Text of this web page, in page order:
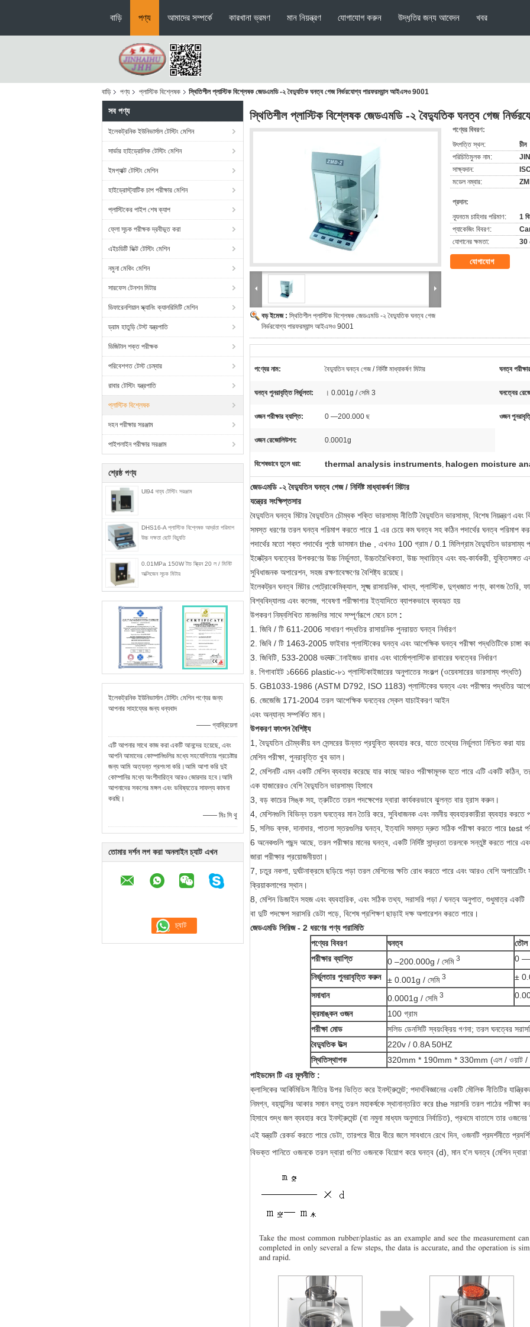
বাড়ি পণ্য আমাদের সম্পর্কে কারখানা ভ্রমণ মান নিয়ন্ত্রণ যোগাযোগ করুন উদ্ধৃতির জন্য আবেদন খবর
বাড়ি পণ্য প্লাস্টিক বিশ্লেষক স্থিতিশীল প্লাস্টিক বিশ্লেষক জেডএমডি -২ বৈদ্যুতিক ঘনত্ব গেজ নির্ভরযোগ্য পারফরম্যান্স আইএসও 9001
সব পণ্য
ইলেকট্রনিক ইউনিভার্সাল টেস্টিং মেশিন
সার্ভার হাইড্রোলিক টেস্টিং মেশিন
ইমপ্যাক্ট টেস্টিং মেশিন
হাইড্রোস্ট্যাটিক চাপ পরীক্ষার মেশিন
প্লাস্টিকের পাইপ শেষ ক্যাপ
ফ্লো সূচক পরীক্ষক দ্রবীভূত করা
এইচডিটি ভিক্ট টেস্টিং মেশিন
নমুনা মেকিং মেশিন
সারফেস টেনশন মিটার
ডিফারেনশিয়াল স্ক্যানিং ক্যালরিমিটি মেশিন
ড্রাম হাতুড়ি টেস্ট যন্ত্রপাতি
ডিজিটাল শক্ত পরীক্ষক
পরিবেশগত টেস্ট চেম্বার
রাবার টেস্টিং যন্ত্রপাতি
প্লাস্টিক বিশ্লেষক
দহন পরীক্ষার সরঞ্জাম
পাইপলাইন পরীক্ষার সরঞ্জাম
শ্রেষ্ঠ পণ্য
Ul94 দাহ্য টেস্টিং সরঞ্জাম
DHS16-A প্লাস্টিক বিশ্লেষক আর্দ্রতা পরিমাপ
উচ্চ দক্ষতা ছোট বিচ্যুতি
0.01MPa 150W টাচ স্ক্রিন 20 ল / মিনিট
অক্সিজেন সূচক মিটার
ইলেকট্রনিক ইউনিভার্সাল টেস্টিং মেশিন পণ্যের জন্য
আপনার সাহায্যের জন্য ধন্যবাদ
—— গ্যাব্রিয়েলা
এটি আপনার সাথে কাজ করা একটি আনন্দের হয়েছে, এবং
আপনি আমাদের কোম্পানিগুলির মধ্যে সহযোগিতার প্রচেষ্টার
জন্য আমি অত্যন্ত প্রশংসা করি।আমি আশা করি দুই
কোম্পানির মধ্যে অংশীদারিত্ব আরও জোরদার হবে।আমি
আপনাদের সকলের মঙ্গল এবং ভবিষ্যতের সাফল্য কামনা
করছি।
—— মিঃ সি থু
তোমার দর্শন লগ করা অনলাইন চ্যাট এখন
স্থিতিশীল প্লাস্টিক বিশ্লেষক জেডএমডি -২ বৈদ্যুতিক ঘনত্ব গেজ
বড় ইমেজ : স্থিতিশীল প্লাস্টিক বিশ্লেষক জেডএমডি -২ বৈদ্যুতিক ঘনত্ব গেজ
নির্ভরযোগ্য পারফরম্যান্স আইএসও 9001
পণ্যের বিবরণ:
উৎপত্তি স্থল:
চীন
পরিচিতিমুলক নাম:
সাক্ষ্যদান:
মডেল নম্বার:
প্রদান:
ন্যূনতম চাহিদার পরিমাণ:
1
প্যাকেজিং বিবরণ:
যোগানের ক্ষমতা:
30
যোগাযোগ
পণ্যের নাম: বৈদ্যুতিন ঘনত্ব গেজ / নির্দিষ্ট মাধ্যাকর্ষণ মিটার ঘনত্ব
ঘনত্ব পুনরাবৃত্তি নির্ভুলতা: । 0.001g / সেমি 3 ঘনত্বের
ওজন পরীক্ষার ব্যাপ্তি: 0 —200.000 ছ ওজন
ওজন রেজোলিউশন: 0.0001g
বিশেষভাবে তুলে ধরা: thermal analysis instruments, halogen moisture
জেডএমডি -২ বৈদ্যুতিন ঘনত্ব গেজ / নির্দিষ্ট মাধ্যাকর্ষণ মিটার
যন্ত্রের সংক্ষিপ্তসার
বৈদ্যুতিন ঘনত্ব মিটার বৈদ্যুতিন চৌম্বক শক্তি ভারসাম্য নীতিটি বৈদ্যুতিন ভারসাম্য, বিশেষ নিয়ন্ত্রণ
সমস্ত ধরণের তরল ঘনত্ব পরিমাপ করতে পারে 1 এর চেয়ে কম ঘনত্ব সহ কঠিন পদার্থের ঘনত্ব পরিমাপ
পদার্থের মতো শক্ত পদার্থের পৃষ্ঠে ভাসমান the , এখনও 100 গ্রাম / 0.1 মিলিগ্রাম বৈদ্যুতিন ভারসাম্য
ইলেক্ট্রন ঘনত্বের উপকরণের উচ্চ নির্ভুলতা, উচ্চতরৈখিকতা, উচ্চ স্থায়িত্ব এবং বহু-কার্যকরী, যুক্তিসঙ্গত
সুবিধাজনক অপারেশন, সহজ রক্ষণাবেক্ষণের বৈশিষ্ট্য রয়েছে।
ইলেকট্রন ঘনত্ব মিটার পেট্রোকেমিক্যাল, সূক্ষ্ম রাসায়নিক, খাদ্য, প্লাস্টিক, দুগ্ধজাত পণ্য, কাগজ তৈরি,
বিশ্ববিদ্যালয় এবং কলেজ, গবেষণা পরীক্ষাগার ইত্যাদিতে ব্যাপকভাবে ব্যবহৃত হয়
উপকরণ নিম্নলিখিত মানগুলির সাথে সম্পূর্ণরূপে মেনে চলে :
1. জিবি / টি 611-2006 সাধারণ পদ্ধতির রাসায়নিক পুনরায়ত ঘনত্ব নির্ধারণ
2. জিবি / টি 1463-2005 ফাইবার প্লাস্টিকের ঘনত্ব এবং আপেক্ষিক ঘনত্ব পরীক্ষা পদ্ধতিটিকে চাঙ্গা
3. জিবিটি, 533-2008 ভल्कানাইজড রাবার এবং থার্মোপ্লাস্টিক রাবারের ঘনত্বের নির্ধারণ
৪. গিগাবাইট ১6666 plastic-৮১ প্লাস্টিকাইজারের অনুপাতের সংকল্প (ওয়েবসারের ভারসাম্য পদ্ধতি)
5. GB1033-1986 (ASTM D792, ISO 1183) প্লাস্টিকের ঘনত্ব এবং পরীক্ষার পদ্ধতির
6. জেজেজি 171-2004 তরল আপেক্ষিক ঘনত্বের স্কেল যাচাইকরণ আইন
এবং অন্যান্য সম্পর্কিত মান।
উপকরণ ফাংশন বৈশিষ্ট্য
1, বৈদ্যুতিন চৌম্বকীয় বল সেন্সরের উন্নত প্রযুক্তি ব্যবহার করে, যাতে তথ্যের নির্ভুলতা নিশ্চিত করা যায়
মেশিন পরীক্ষা, পুনরাবৃত্তি খুব ভাল।
2, মেশিনটি এমন একটি মেশিন ব্যবহার করেছে যার কাছে আরও পরীক্ষামূলক হতে পারে এটি একটি কঠিন,
এক হাজারেরও বেশি বৈদ্যুতিন ভারসাম্য হিসাবে
3, বড় কাচের সিঙ্ক সহ, ত্রুটিতে তরল পদক্ষেপের দ্বারা কার্যকরভাবে ঝুলন্ত বার হ্রাস করুন।
4, মেশিনগুলি বিভিন্ন তরল ঘনত্বের মান তৈরি করে, সুবিধাজনক এবং নমনীয় ব্যবহারকারীরা ব্যবহার করতে
5, সলিড ব্লক, দানাদার, পাতলা স্তরগুলির ঘনত্ব, ইত্যাদি সমস্ত দ্রুত সঠিক পরীক্ষা করতে পারে test
6 অনেকগুলি পছন্দ আছে, তরল পরীক্ষার মানের ঘনত্ব, একটি নির্দিষ্ট সান্দ্রতা তরলকে সন্তুষ্ট করতে পারে
জারা পরীক্ষার প্রয়োজনীয়তা।
7, চতুর নকশা, দুর্ঘটনাক্রমে ছড়িয়ে পড়া তরল মেশিনের ক্ষতি রোধ করতে পারে এবং আরও বেশি অপারেটিং
ক্রিয়াকলাপের স্থান।
8, মেশিন ডিজাইন সহজ এবং ব্যবহারিক, এবং সঠিক তথ্য, সরাসরি পড়া / ঘনত্ব অনুপাত, শুধুমাত্র একটি
বা দুটি পদক্ষেপ সরাসরি ডেটা পড়ে, বিশেষ প্রশিক্ষণ ছাড়াই দক্ষ অপারেশন করতে পারে।
জেডএমডি সিরিজ - 2 ধরণের পণ্য পরামিতি
পণ্যের বিবরণ
ঘনত্ব
তৌল
পরীক্ষার ব্যাপ্তি
0 –200.000g / সেমি 3
0
নির্ভুলতার পুনরাবৃত্তি করুন
± 0.001g / সেমি 3
±
সমাধান
0.0001g / সেমি 3
ক্রমাঙ্কন ওজন
100 গ্রাম
পরীক্ষা মোড
সলিড ডেনসিটি স্বয়ংক্রিয় গণনা; তরল ঘনত্বের
বৈদ্যুতিক উত্স
220v / 0.8A 50HZ
স্থিতিস্থাপক
320mm * 190mm * 330mm (এল / ওয়াট /
পাইডমেন টি এর মূলনীতি :
ক্লাসিকের আর্কিমিডিস নীতির উপর ভিত্তি করে ইনস্ট্রুমেন্ট; পদার্থবিজ্ঞানের একটি মৌলিক নীতিটির
নিমগ্ন, বয়্যান্সির আকার সমান বস্তু তরল মহাকর্ষকে স্থানান্তরিত করে the সরাসরি তরল পাঠের পরীক্ষা
হিসাবে শুদ্ধ জল ব্যবহার করে ইনস্ট্রুমেন্ট (বা নমুনা মাধ্যম অনুসারে নির্বাচিত), প্রথমে বাতাসে তার
এই যন্ত্রটি রেকর্ড করতে পারে ডেটা, তারপরে ধীরে ধীরে জলে সাবধানে রেখে দিন, ওজনটি প্রদর্শনীতে
বিভক্ত পানিতে ওজনকে তরল দ্বারা গুণিত ওজনকে বিয়োগ করে ঘনত্ব (d), মান হ'ল ঘনত্ব (মেশিন দ্বারা